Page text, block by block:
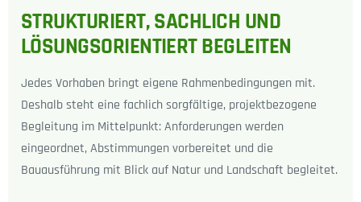
STRUKTURIERT, SACHLICH UND
LÖSUNGSORIENTIERT BEGLEITEN
Jedes Vorhaben bringt eigene Rahmenbedingungen mit.
Deshalb steht eine fachlich sorgfältige, projektbezogene
Begleitung im Mittelpunkt: Anforderungen werden
eingeordnet, Abstimmungen vorbereitet und die
Bauausführung mit Blick auf Natur und Landschaft begleitet.